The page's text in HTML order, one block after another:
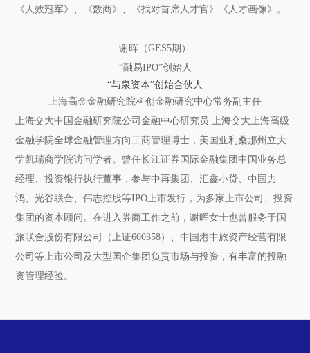
《人效冠军》、《数商》、《找对首席人才官》《人才画像》。
谢晖（GES5期）
“融易IPO”创始人
“与泉资本”创始合伙人
上海高金金融研究院科创金融研究中心常务副主任
上海交大中国金融研究院公司金融中心研究员 上海交大上海高级
金融学院全球金融管理方向工商管理博士，美国亚利桑那州立大
学凯瑞商学院访问学者。曾任长江证券国际金融集团中国业务总
经理、投资银行执行董事，参与中再集团、汇鑫小贷、中国力
鸿、光谷联合、伟志控股等IPO上市发行，为多家上市公司、投资
集团的资本顾问。在进入券商工作之前，谢晖女士也曾服务于国
旅联合股份有限公司（上证600358）、中国港中旅资产经营有限
公司等上市公司及大型国企集团负责市场与投资，有丰富的投融
资管理经验。